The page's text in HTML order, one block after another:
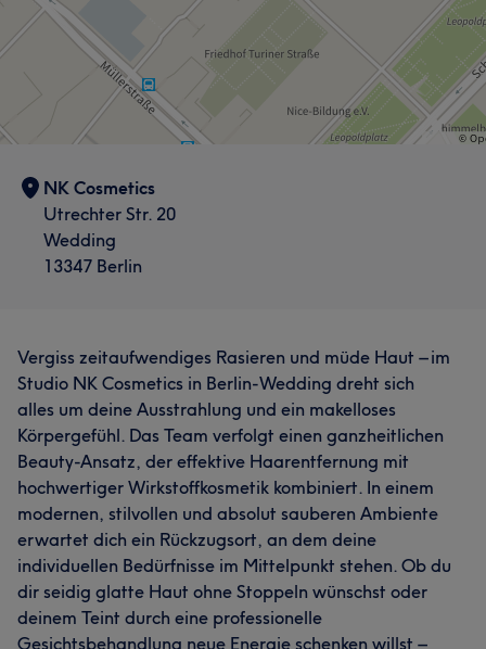
NK Cosmetics
Utrechter Str. 20
Wedding
13347 Berlin
Vergiss zeitaufwendiges Rasieren und müde Haut – im
Studio NK Cosmetics in Berlin-Wedding dreht sich
alles um deine Ausstrahlung und ein makelloses
Körpergefühl. Das Team verfolgt einen ganzheitlichen
Beauty-Ansatz, der effektive Haarentfernung mit
hochwertiger Wirkstoffkosmetik kombiniert. In einem
modernen, stilvollen und absolut sauberen Ambiente
erwartet dich ein Rückzugsort, an dem deine
individuellen Bedürfnisse im Mittelpunkt stehen. Ob du
dir seidig glatte Haut ohne Stoppeln wünschst oder
deinem Teint durch eine professionelle
Gesichtsbehandlung neue Energie schenken willst –